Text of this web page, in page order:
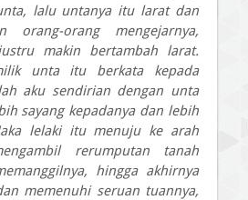
lalu untanya itu larat dan
orang-orang mengejarnya,
makin bertambah larat.
unta itu berkata kepada
aku sendirian dengan unta
sayang kepadanya dan lebih
lelaki itu menuju ke arah
rerumputan tanah
hingga akhirnya
memenuhi seruan tuannya,